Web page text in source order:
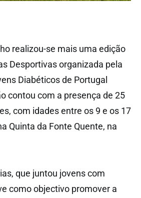
realizou-se mais uma edição
Desportivas organizada pela
Diabéticos de Portugal
contou com a presença de 25
com idades entre os 9 e os 17
Quinta da Fonte Quente, na
que juntou jovens com
como objectivo promover a